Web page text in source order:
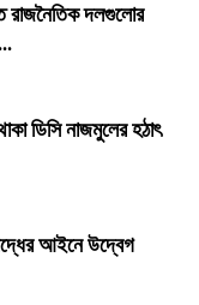
দলগুলোর
ডিসি নাজমুলের হঠাৎ
আইনে উদ্বেগ